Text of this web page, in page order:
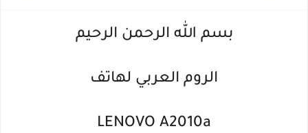
بسم الله الرحمن الرحيم
الروم العربي لهاتف
LENOVO A2010a